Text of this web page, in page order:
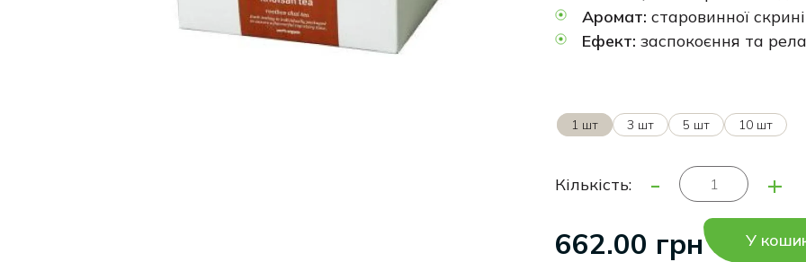
Аромат: старовинної скрині
Ефект: заспокоєння та
1 шт 3 шт 5 шт 10 шт
Кількість: - +
662.00 грн У